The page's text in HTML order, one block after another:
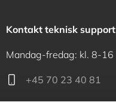
Kontakt teknisk support
Mandag-fredag: kl. 8-16
+45 70 23 40 81